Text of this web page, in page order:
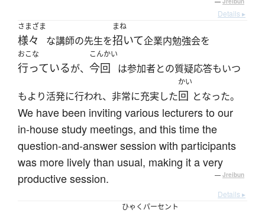
Details ▸
さまざま
様々 な講師の先生を
まね
招いて企業内勉強会を
おこな
行っているが、
こんかい
今回 は参加者との質疑応答もいつ
もより活発に行われ、非常に充実した
かい
回 となった。
We have been inviting various lecturers to our
in-house study meetings, and this time the
question-and-answer session with participants
was more lively than usual, making it a very
productive session.
— Jreibun
Details ▸
ひゃくパーセント